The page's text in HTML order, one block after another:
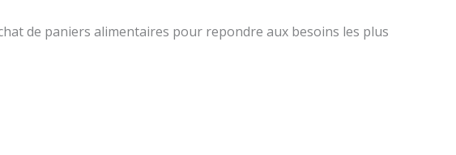
de paniers alimentaires pour repondre aux besoins les plus